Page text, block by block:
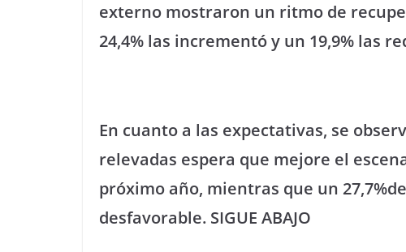
externo mostraron un ritmo de
24,4% las incrementó y un 19,9% las
En cuanto a las expectativas, se
relevadas espera que mejore el
próximo año, mientras que un
desfavorable. SIGUE ABAJO